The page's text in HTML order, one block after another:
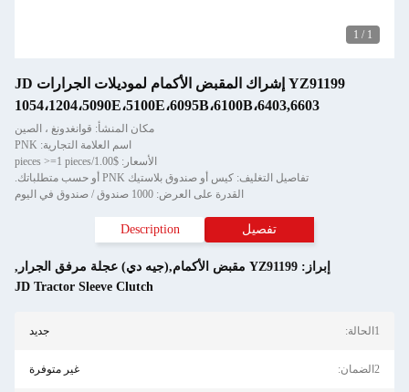
1
/
1
YZ91199 إشراك المقبض الأكمام لموديلات الجرارات JD
1054،1204،5090E،5100E،6095B،6100B،6403,6603
مكان المنشأ: قوانغدونغ ، الصين
اسم العلامة التجارية: PNK
الأسعار: $1.00/pieces >=1 pieces
تفاصيل التغليف: كيس أو صندوق بلاستيك PNK أو حسب متطلباتك.
القدرة على العرض: 1000 صندوق / صندوق في اليوم
تفصيل Description
إبراز: YZ91199 مقبض الأكمام,(جيه دي) عجلة مرفق الجرار
,
JD Tractor Sleeve Clutch
1الحالة: جديد
2الضمان: غير متوفرة